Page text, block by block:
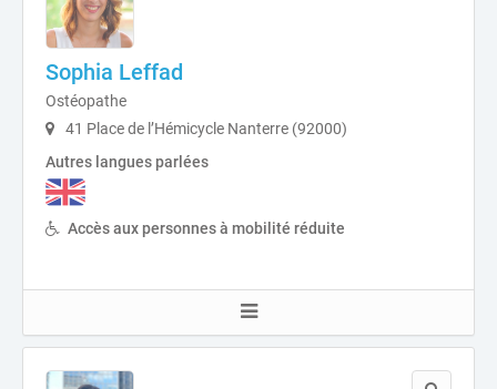
Sophia Leffad
Ostéopathe
41 Place de l’Hémicycle Nanterre (92000)
Autres langues parlées
Accès aux personnes à mobilité réduite